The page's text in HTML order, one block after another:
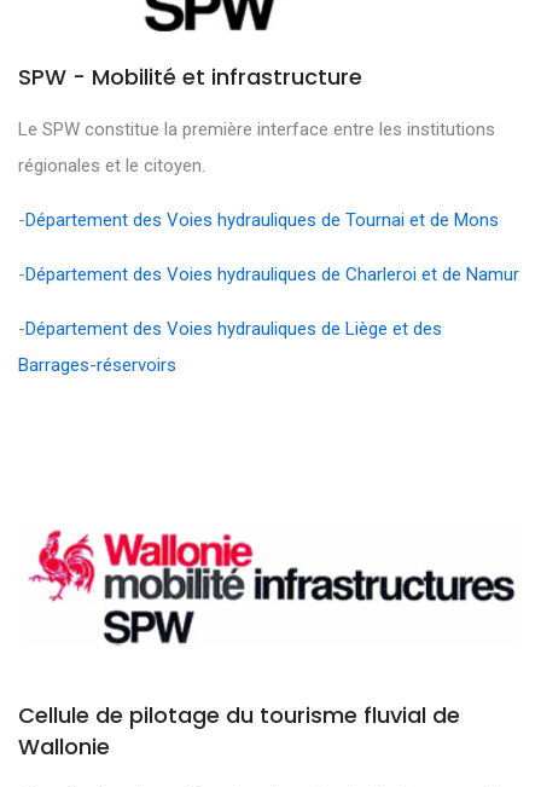
SPW - Mobilité et infrastructure
Le SPW constitue la première interface entre les institutions
régionales et le citoyen.
-Département des Voies hydrauliques de Tournai et de Mons
-Département des Voies hydrauliques de Charleroi et de Namur
-Département des Voies hydrauliques de Liège et des
Barrages-réservoirs
Cellule de pilotage du tourisme fluvial de
Wallonie